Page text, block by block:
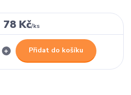
78 Kč/ks
Přidat do košíku